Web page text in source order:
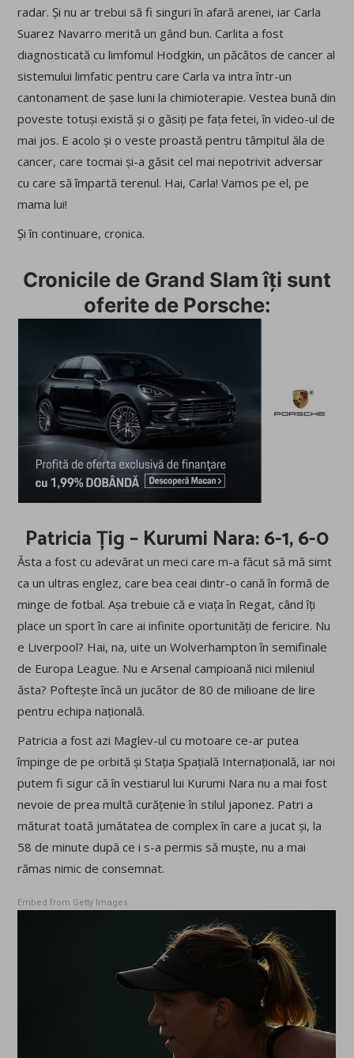
radar. Și nu ar trebui să fi singuri în afară arenei, iar Carla
Suarez Navarro merită un gând bun. Carlita a fost
diagnosticată cu limfomul Hodgkin, un păcătos de cancer al
sistemului limfatic pentru care Carla va intra într-un
cantonament de șase luni la chimioterapie. Vestea bună din
poveste totuși există și o găsiți pe fața fetei, în video-ul de
mai jos. E acolo și o veste proastă pentru tâmpitul ăla de
cancer, care tocmai și-a găsit cel mai nepotrivit adversar
cu care să împartă terenul. Hai, Carla! Vamos pe el, pe
mama lui!
Și în continuare, cronica.
Cronicile de Grand Slam îți sunt
oferite de Porsche:
Patricia Țig – Kurumi Nara: 6-1, 6-0
Ăsta a fost cu adevărat un meci care m-a făcut să mă simt
ca un ultras englez, care bea ceai dintr-o cană în formă de
minge de fotbal. Așa trebuie că e viața în Regat, când îți
place un sport în care ai infinite oportunități de fericire. Nu
e Liverpool? Hai, na, uite un Wolverhampton în semifinale
de Europa League. Nu e Arsenal campioană nici mileniul
ăsta? Poftește încă un jucător de 80 de milioane de lire
pentru echipa națională.
Patricia a fost azi Maglev-ul cu motoare ce-ar putea
împinge de pe orbită și Stația Spațială Internațională, iar noi
putem fi sigur că în vestiarul lui Kurumi Nara nu a mai fost
nevoie de prea multă curățenie în stilul japonez. Patri a
măturat toată jumătatea de complex în care a jucat și, la
58 de minute după ce i s-a permis să muște, nu a mai
rămas nimic de consemnat.
Embed from Getty Images